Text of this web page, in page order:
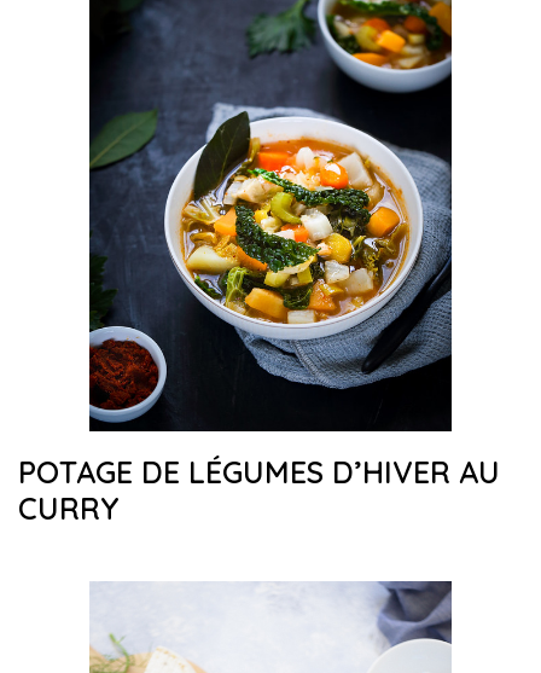
POTAGE DE LÉGUMES D’HIVER AU
CURRY